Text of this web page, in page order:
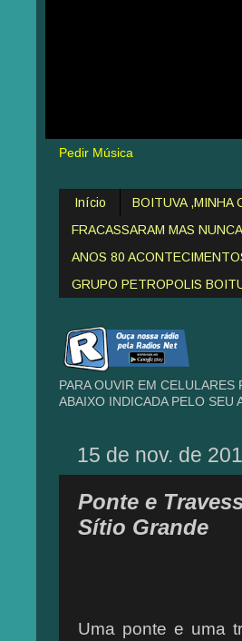
Pedir Música
Início BOITUVA ,MINHA
FRACASSARAM MAS
ANOS 80
GRUPO PETROPOLIS
PARA OUVIR EM
ABAIXO INDICADA PELO SEU
15 de nov. de
Ponte e
Sítio Grande
Uma ponte e uma